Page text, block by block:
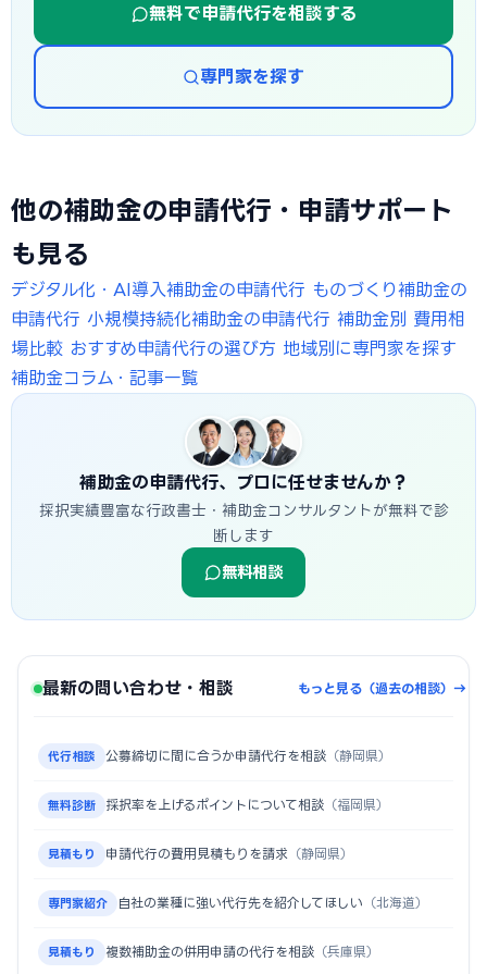
無料で申請代行を相談する
専門家を探す
他の補助金の申請代行・申請サポート
も見る
デジタル化・AI導入補助金の申請代行 ものづくり補助金の
申請代行 小規模持続化補助金の申請代行 補助金別 費用相
場比較 おすすめ申請代行の選び方 地域別に専門家を探す
補助金コラム・記事一覧
補助金の申請代行、プロに任せませんか？
採択実績豊富な行政書士・補助金コンサルタントが無料で診
断します
無料相談
最新の問い合わせ・相談 もっと見る（過去の相談）→
代行相談 公募締切に間に合うか申請代行を相談 （静岡県）
無料診断 採択率を上げるポイントについて相談 （福岡県）
見積もり 申請代行の費用見積もりを請求 （静岡県）
専門家紹介 自社の業種に強い代行先を紹介してほしい （北海道）
見積もり 複数補助金の併用申請の代行を相談 （兵庫県）